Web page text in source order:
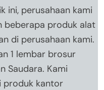
ini, perusahaan kami
beberapa produk alat
di perusahaan kami.
1 lembar brosur
Saudara. Kami
produk kantor